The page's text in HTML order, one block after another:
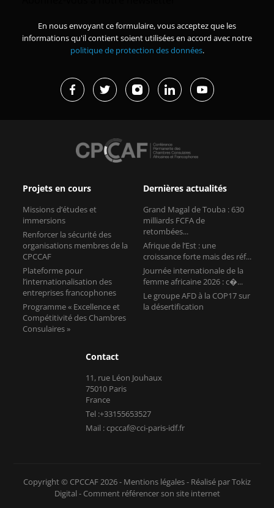
En nous envoyant ce formulaire, vous acceptez que les
informations qu'il contient soient utilisées en accord avec notre
politique de protection des données.
Projets en cours
Missions d’études et
immersions
Renforcer la sécurité des
organisations membres de la
CPCCAF
Plateforme pour
l’internationalisation des
entreprises francophones
Programme « Excellence et
Compétitivité des Chambres
Consulaires »
Dernières actualités
Grand Magal de Touba : 630
milliards FCFA de
retombées...
Afrique de l’Est : une
croissance forte mais des réf...
Journée internationale de la
femme africaine 2026 : c�...
Le groupe AFD à la COP17 sur
la désertification
Contact
11, rue Léon Jouhaux
75010 Paris
France
Tel :+33155653527
Mail : cpccaf@cci-paris-idf.fr
Copyright © CPCCAF 2026 - Mentions légales- Réalisé par Tokiz
Digital - Comment référencer son site internet